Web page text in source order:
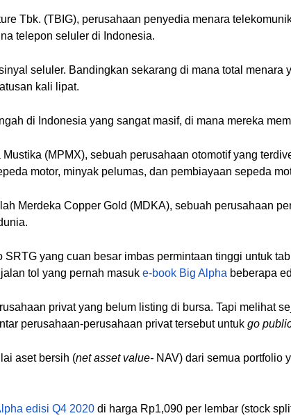
Tbk. (TBIG), perusahaan penyedia menara
telepon seluler di Indonesia.
seluler. Bandingkan sekarang di mana total menara
kali lipat.
di Indonesia yang sangat masif, di mana mereka
(MPMX), sebuah perusahaan otomotif yang
motor, minyak pelumas, dan pembiayaan sepeda
Merdeka Copper Gold (MDKA), sebuah perusahaan
yang cuan besar imbas permintaan tinggi untuk
tol yang pernah masuk e-book Big Alpha beberapa
privat yang belum listing di bursa. Tapi melihat
perusahaan-perusahaan privat tersebut untuk go
aset bersih (net asset value- NAV) dari semua portfolio
edisi Q4 2020 di harga Rp1,090 per lembar (stock